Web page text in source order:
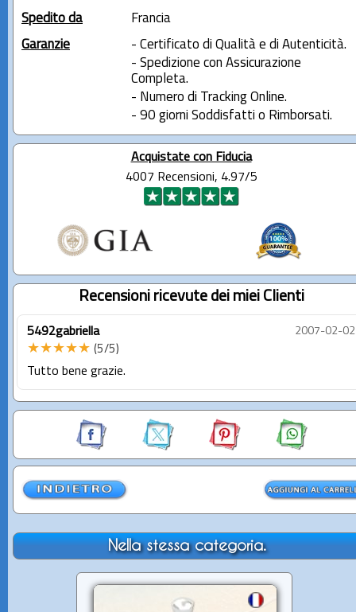
Spedito da
Francia
Garanzie
- Certificato di Qualità e di Autenticità.
- Spedizione con Assicurazione
Completa.
- Numero di Tracking Online.
- 90 giorni Soddisfatti o Rimborsati.
Acquistate con Fiducia
4007 Recensioni, 4.97/5
Recensioni ricevute dei miei Clienti
5492gabriella 2007-02-02
★★★★★ (5/5)
Tutto bene grazie.
Nella stessa categoria.